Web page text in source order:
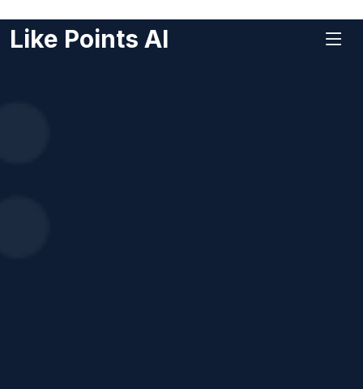
Like Points AI